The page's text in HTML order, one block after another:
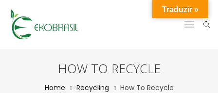
HOW TO RECYCLE
Home Recycling How To Recycle
Traduzir »